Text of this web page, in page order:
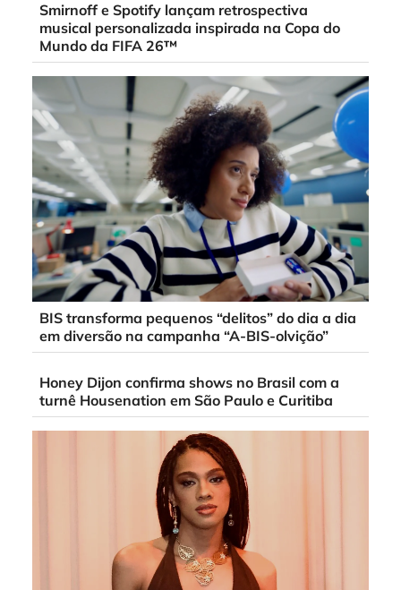
Smirnoff e Spotify lançam retrospectiva
musical personalizada inspirada na Copa do
Mundo da FIFA 26™
BIS transforma pequenos “delitos” do dia a dia
em diversão na campanha “A-BIS-olvição”
Honey Dijon confirma shows no Brasil com a
turnê Housenation em São Paulo e Curitiba